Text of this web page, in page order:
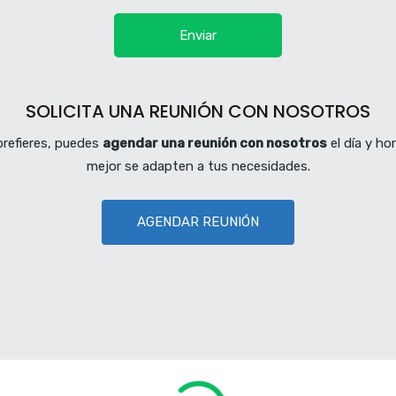
SOLICITA UNA REUNIÓN CON NOSOTROS
puedes agendar una reunión con nosotros el día y
mejor se adapten a tus necesidades.
AGENDAR REUNIÓN